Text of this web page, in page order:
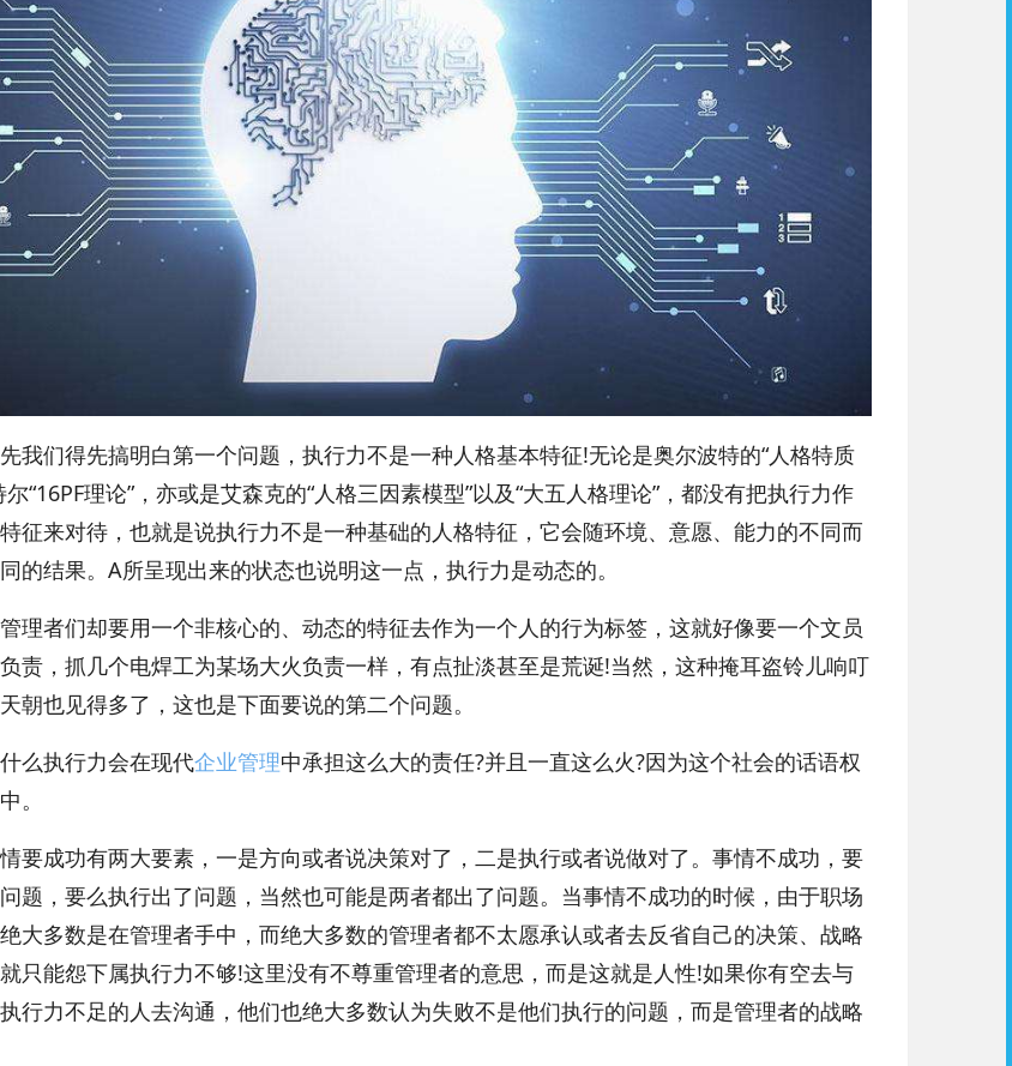
们得先搞明白第一个问题，执行力不是一种人格基本特征!无论是奥尔波特的“人格特质
尔“16PF理论”，亦或是艾森克的“人格三因素模型”以及“大五人格理论”，都没有把执行力作
征来对待，也就是说执行力不是一种基础的人格特征，它会随环境、意愿、能力的不同而
的结果。A所呈现出来的状态也说明这一点，执行力是动态的。
者们却要用一个非核心的、动态的特征去作为一个人的行为标签，这就好像要一个文员
责，抓几个电焊工为某场大火负责一样，有点扯淡甚至是荒诞!当然，这种掩耳盗铃儿响叮
朝也见得多了，这也是下面要说的第二个问题。
执行力会在现代企业管理中承担这么大的责任?并且一直这么火?因为这个社会的话语权
。
成功有两大要素，一是方向或者说决策对了，二是执行或者说做对了。事情不成功，要
题，要么执行出了问题，当然也可能是两者都出了问题。当事情不成功的时候，由于职场
大多数是在管理者手中，而绝大多数的管理者都不太愿承认或者去反省自己的决策、战略
只能怨下属执行力不够!这里没有不尊重管理者的意思，而是这就是人性!如果你有空去与
行力不足的人去沟通，他们也绝大多数认为失败不是他们执行的问题，而是管理者的战略